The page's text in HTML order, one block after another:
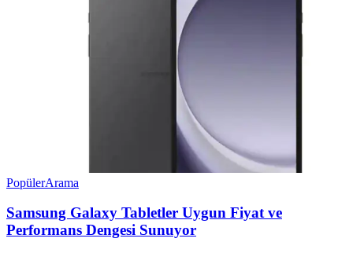
PopülerArama
Samsung Galaxy Tabletler Uygun Fiyat ve
Performans Dengesi Sunuyor